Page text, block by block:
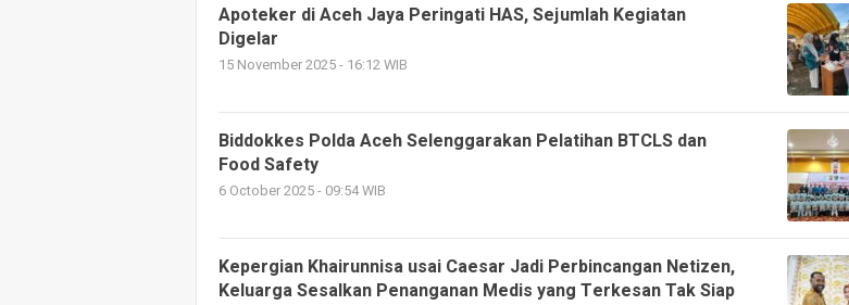
Apoteker di Aceh Jaya Peringati HAS, Sejumlah Kegiatan
Digelar
15 November 2025 - 16:12 WIB
Biddokkes Polda Aceh Selenggarakan Pelatihan BTCLS dan
Food Safety
6 October 2025 - 09:54 WIB
Kepergian Khairunnisa usai Caesar Jadi Perbincangan Netizen,
Keluarga Sesalkan Penanganan Medis yang Terkesan Tak Siap